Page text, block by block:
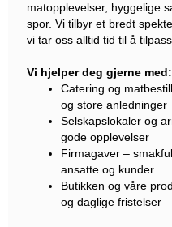
matopplevelser, hyggelige
spor. Vi tilbyr et bredt
vi tar oss alltid tid til å
Vi hjelper deg gjerne med:
Catering og
og store anledninger
Selskapslokaler og
gode opplevelser
Firmagaver –
ansatte og kunder
Butikken og våre
og daglige fristelser